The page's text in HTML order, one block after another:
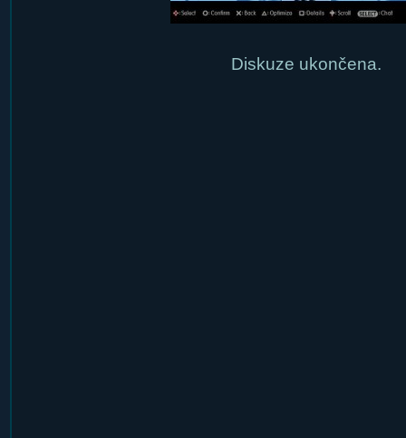
Diskuze ukončena.